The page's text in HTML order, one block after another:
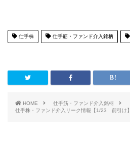
仕手株 仕手筋・ファンド介入銘柄
HOME
仕手筋・ファンド介入銘柄
仕手株・ファンド介入リーク情報【1/23 前引け】